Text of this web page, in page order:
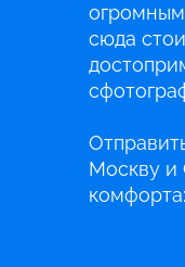
сюда
Москву и